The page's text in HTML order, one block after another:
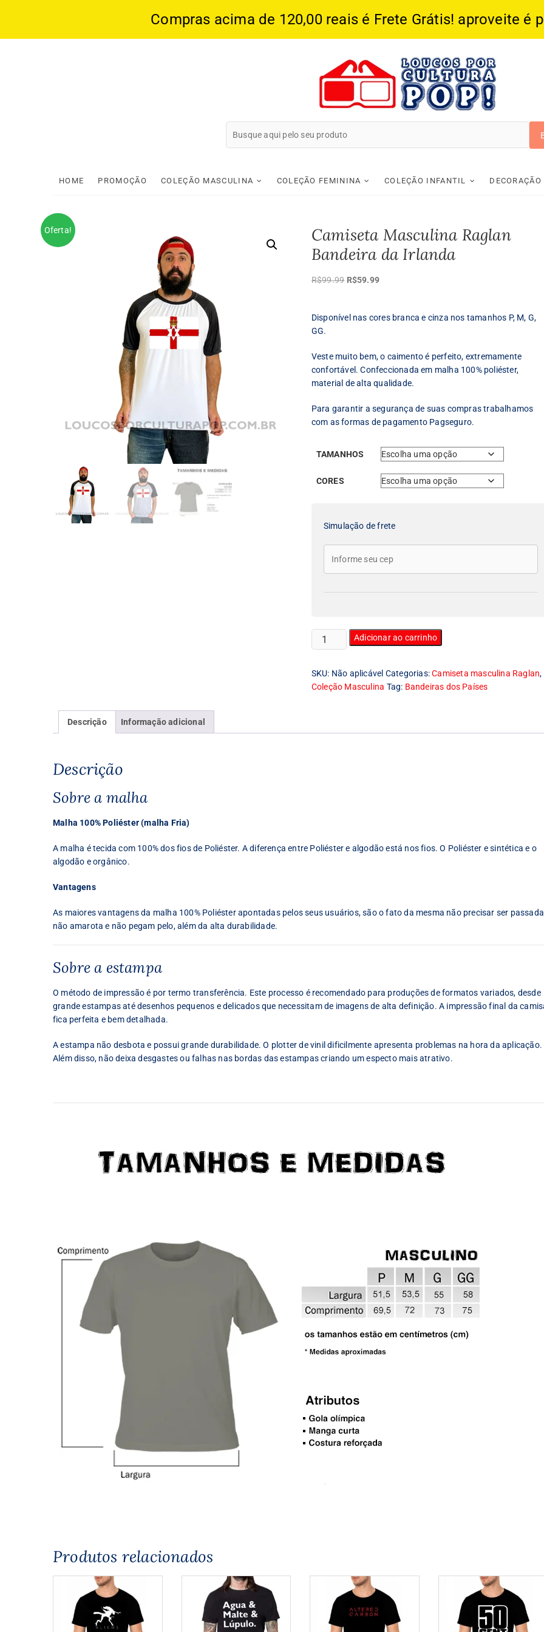
Compras acima de 120,00 reais é Frete Grátis! aproveite é
Loucos Por Cultura
HOME PROMOÇÃO COLEÇÃO MASCULINA COLEÇÃO FEMININA COLEÇÃO INFANTIL DECORAÇÃO
Oferta!
Camiseta Masculina Raglan
Bandeira da Irlanda
R$99.99 O
era:
R$59.99O
é:
Disponível nas cores branca e cinza nos tamanhos P, M, G,
GG.
Veste muito bem, o caimento é perfeito, extremamente
confortável. Confeccionada em malha 100% poliéster,
material de alta qualidade.
Para garantir a segurança de suas compras trabalhamos
com as formas de pagamento Pagseguro.
TAMANHOS
CORES
Simulação de frete
Camiseta
Masculina
Bandeira
da
Adicionar ao carrinho
SKU: Não aplicável Categorias:Camiseta masculina Raglan,
Coleção Masculina Tag: Bandeiras dos Países
Descrição Informação adicional
Descrição
Sobre a malha
Malha 100% Poliéster (malha Fria)
A malha é tecida com 100% dos fios de Poliéster. A diferença entre Poliéster e algodão está nos fios. O Poliéster e sintética e o
algodão e orgânico.
Vantagens
As maiores vantagens da malha 100% Poliéster apontadas pelos seus usuários, são o fato da mesma não precisar ser
não amarota e não pegam pelo, além da alta durabilidade.
Sobre a estampa
O método de impressão é por termo transferência. Este processo é recomendado para produções de formatos variados, desde
grande estampas até desenhos pequenos e delicados que necessitam de imagens de alta definição. A impressão final da
fica perfeita e bem detalhada.
A estampa não desbota e possui grande durabilidade. O plotter de vinil dificilmente apresenta problemas na hora da aplicação.
Além disso, não deixa desgastes ou falhas nas bordas das estampas criando um especto mais atrativo.
Produtos relacionados